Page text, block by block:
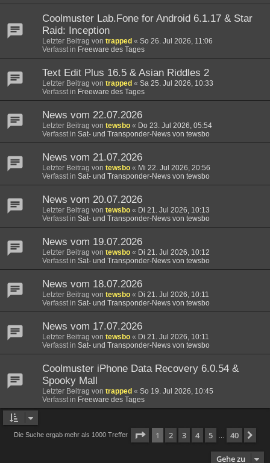
Coolmuster Lab.Fone for Android 6.1.17 & Star
Raid: Inception
Letzter Beitrag von trapped « So 26. Jul 2026, 11:06
Verfasst in Freeware des Tages
Text Edit Plus 16.5 & Asian Riddles 2
Letzter Beitrag von trapped « Sa 25. Jul 2026, 10:33
Verfasst in Freeware des Tages
News vom 22.07.2026
Letzter Beitrag von tewsbo « Do 23. Jul 2026, 05:54
Verfasst in Sat- und Transponder-News von tewsbo
News vom 21.07.2026
Letzter Beitrag von tewsbo « Mi 22. Jul 2026, 20:56
Verfasst in Sat- und Transponder-News von tewsbo
News vom 20.07.2026
Letzter Beitrag von tewsbo « Di 21. Jul 2026, 10:13
Verfasst in Sat- und Transponder-News von tewsbo
News vom 19.07.2026
Letzter Beitrag von tewsbo « Di 21. Jul 2026, 10:12
Verfasst in Sat- und Transponder-News von tewsbo
News vom 18.07.2026
Letzter Beitrag von tewsbo « Di 21. Jul 2026, 10:11
Verfasst in Sat- und Transponder-News von tewsbo
News vom 17.07.2026
Letzter Beitrag von tewsbo « Di 21. Jul 2026, 10:11
Verfasst in Sat- und Transponder-News von tewsbo
Coolmuster iPhone Data Recovery 6.0.54 &
Spooky Mall
Letzter Beitrag von trapped « So 19. Jul 2026, 10:45
Verfasst in Freeware des Tages
Die Suche ergab mehr als 1000 Treffer Seite 1von 40
1 2 3 4 5 40
Gehe zu